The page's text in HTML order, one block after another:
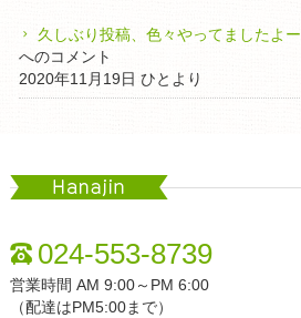
久しぶり投稿、色々やってましたよー
へのコメント
2020年11月19日 ひとより
Hanajin
024-553-8739
営業時間 AM 9:00～PM 6:00
（配達はPM5:00まで）